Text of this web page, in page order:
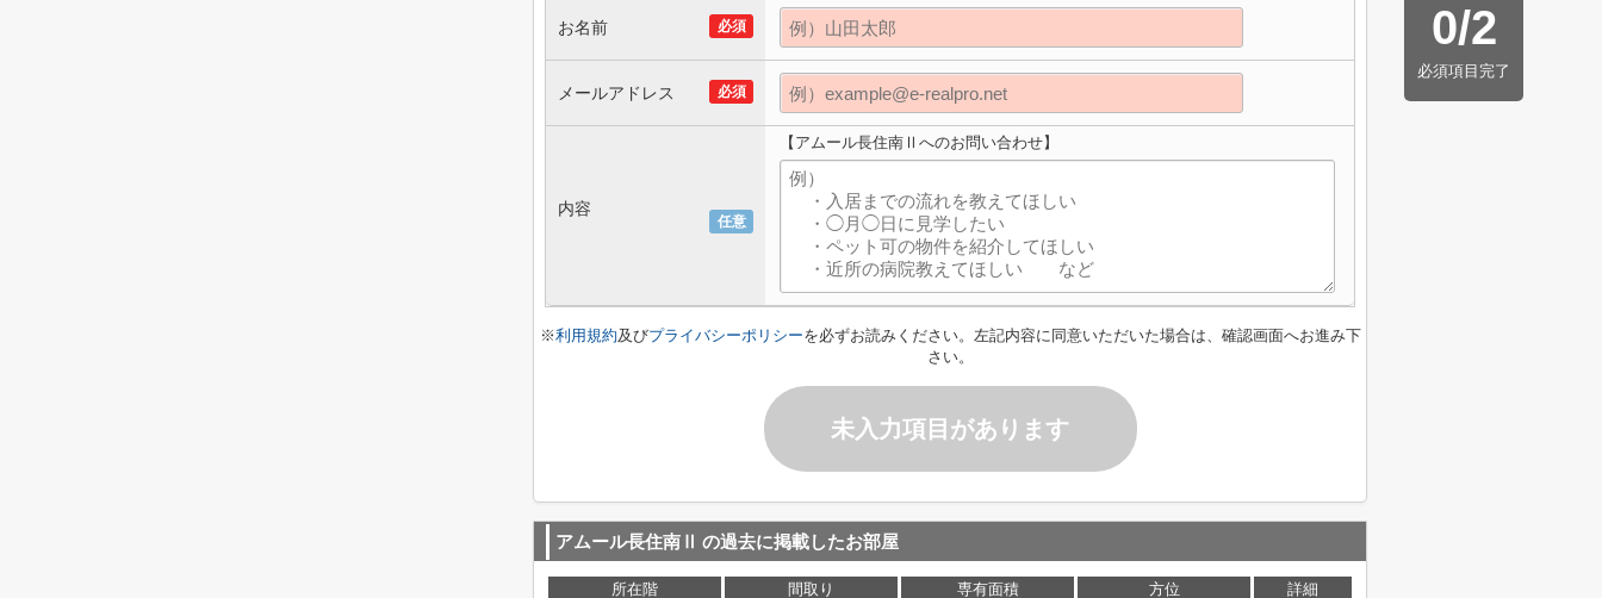
0/2
必須項目完了
必須
お名前
必須
メールアドレス
任意
内容
【アムール長住南Ⅱへのお問い合わせ】
※利用規約及びプライバシーポリシーを必ずお読みください。左記内容に同意いただいた場合は、確認画面へお進み下
さい。
未入力項目があります
アムール長住南Ⅱ の過去に掲載したお部屋
所在階 間取り 専有面積 方位 詳細